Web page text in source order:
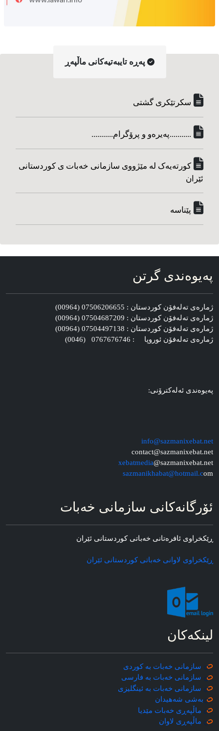
په‌ڕه‌ تایبه‌تیه‌کانی ماڵپه‌ڕ
سکرتێکری گشتی
...........په‌یره‌و و پرۆگرام...........
کورته‌یه‌ک له مێژووی سازمانی خه‌بات ی کوردستانی
ئێران
پێناسه‌
په‌یوه‌ندی گرتن
ژماره‌ی ته‌له‌فۆن کوردستان : 07506206655 (00964)
ژماره‌ی ته‌له‌فۆن کوردستان : 07504687209 (00964)
ژماره‌ی ته‌له‌فۆن کوردستان : 07504497138 (00964)
ژماره‌ی ته‌له‌فۆن ئوروپا : 0767676746 (0046)
په‌یوه‌ندی ئه‌له‌کترۆنی:
info@sazmanixebat.net
contact@sazmanixebat.net
xebatmedia@sazmanixebat.net
sazmanikhabat@hotmail.com
ئۆرگانه‌کانی سازمانی خه‌بات
ڕێکخراوی ئافره‌تانی خه‌باتی کوردستانی ئێران
ڕێکخراوی لاوانی خه‌باتی کوردستانی ئێران
لینکه‌کان
سازمانی خه‌بات به کوردی
سازمانی خه‌بات به فارسی
سازمانی خه‌بات به ئینگلیزی
به‌شی شه‌هیدان
ماڵپه‌ڕی خه‌بات مێدیا
ماڵپه‌ڕی لاوان